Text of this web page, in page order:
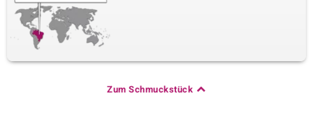
Zum Schmuckstück